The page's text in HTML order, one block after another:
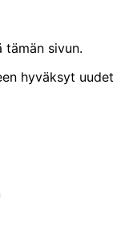
sivun.
hyväksyt uudet